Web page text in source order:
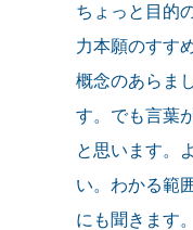
ちょっと目的
力本願のすす
概念のあらま
す。でも言葉
と思います。
い。わかる範
にも聞きます。